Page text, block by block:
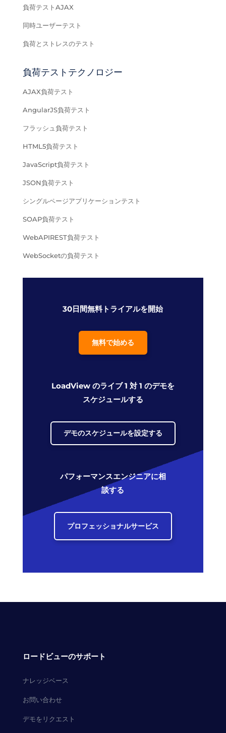
負荷テストAJAX
同時ユーザーテスト
負荷とストレスのテスト
負荷テストテクノロジー
AJAX負荷テスト
AngularJS負荷テスト
フラッシュ負荷テスト
HTML5負荷テスト
JavaScript負荷テスト
JSON負荷テスト
シングルページアプリケーションテスト
SOAP負荷テスト
WebAPIREST負荷テスト
WebSocketの負荷テスト
30日間無料トライアルを開始
無料で始める
LoadView のライブ 1 対 1 のデモを
スケジュールする
デモのスケジュールを設定する
パフォーマンスエンジニアに相
談する
プロフェッショナルサービス
ロードビューのサポート
ナレッジベース
お問い合わせ
デモをリクエスト